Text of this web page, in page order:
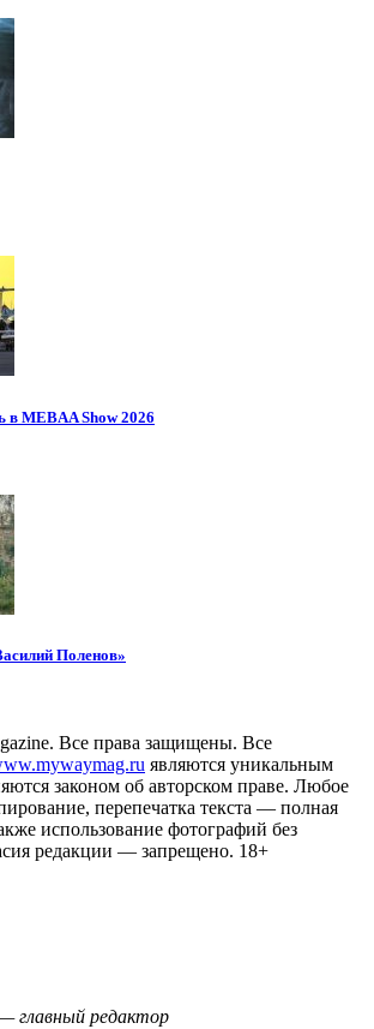
в MEBAA Show 2026
Поленов»
Все права защищены. Все
являются уникальным
законом об авторском праве. Любое
перепечатка текста — полная
использование фотографий без
редакции — запрещено. 18+
главный редактор